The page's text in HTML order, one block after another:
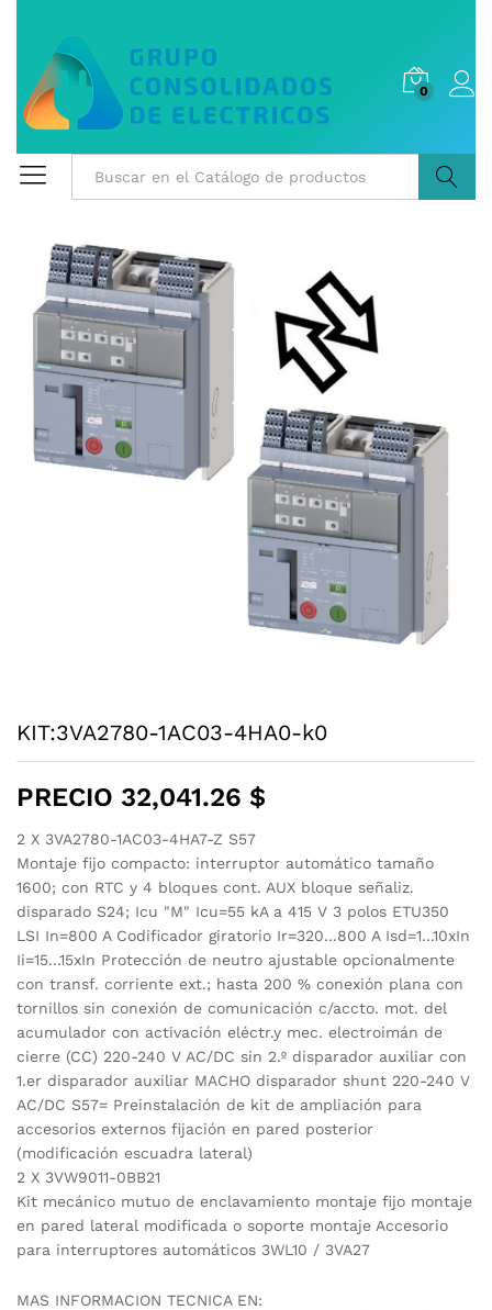
0
KIT:3VA2780-1AC03-4HA0-k0
PRECIO 32,041.26 $
2 X 3VA2780-1AC03-4HA7-Z S57
Montaje fijo compacto: interruptor automático tamaño
1600; con RTC y 4 bloques cont. AUX bloque señaliz.
disparado S24; Icu "M" Icu=55 kA a 415 V 3 polos ETU350
LSI In=800 A Codificador giratorio Ir=320...800 A Isd=1...10xIn
Ii=15...15xIn Protección de neutro ajustable opcionalmente
con transf. corriente ext.; hasta 200 % conexión plana con
tornillos sin conexión de comunicación c/accto. mot. del
acumulador con activación eléctr.y mec. electroimán de
cierre (CC) 220-240 V AC/DC sin 2.º disparador auxiliar con
1.er disparador auxiliar MACHO disparador shunt 220-240 V
AC/DC S57= Preinstalación de kit de ampliación para
accesorios externos fijación en pared posterior
(modificación escuadra lateral)
2 X 3VW9011-0BB21
Kit mecánico mutuo de enclavamiento montaje fijo montaje
en pared lateral modificada o soporte montaje Accesorio
para interruptores automáticos 3WL10 / 3VA27
MAS INFORMACION TECNICA EN: